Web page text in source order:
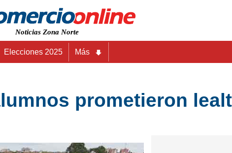
Noticias Zona Norte
Elecciones 2025 Más
prometieron